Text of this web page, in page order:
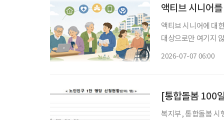
액티브 시니어
액티브 시니어에 대
대상으로만 여기지
2026-07-07 06:00
[통합돌봄 100
복지부, 통합돌봄 시